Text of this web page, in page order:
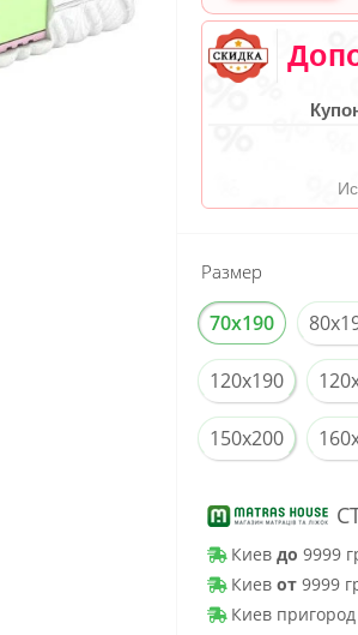
Размер
70x190
120x190
150x200
Киев до 9999
Киев от9999
Киев пригород